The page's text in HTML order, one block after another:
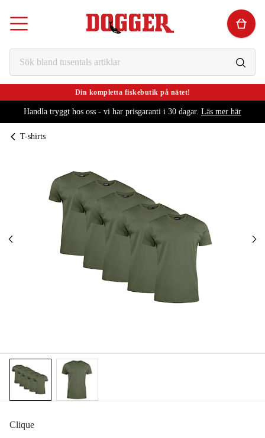
Din kompletta fiskebutik på nätet!
Handla tryggt hos oss - vi har prisgaranti i 30 dagar. Läs mer här
T-shirts
Clique